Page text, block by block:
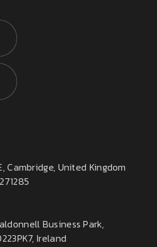
Cambridge, United Kingdom
Business Park,
Ireland